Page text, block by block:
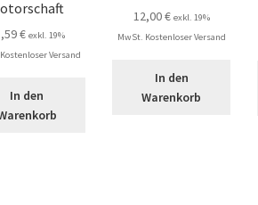
€ exkl. 19%
Versand
In den
12,00€ exkl. 19%
MwSt. Kostenloser Versand
In den
Warenkorb